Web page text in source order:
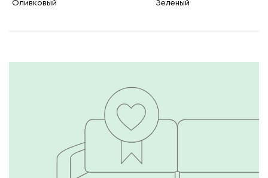
Оливковый Зеленый